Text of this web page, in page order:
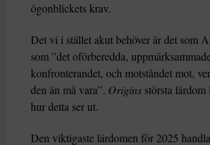
ögonblickets krav.
Det vi i stället akut behöver är det som
som ”det oförberedda,
konfronterandet, och motståndet mot,
den än må vara”. Origins största
hur detta ser ut.
Den viktigaste lärdomen för 2025